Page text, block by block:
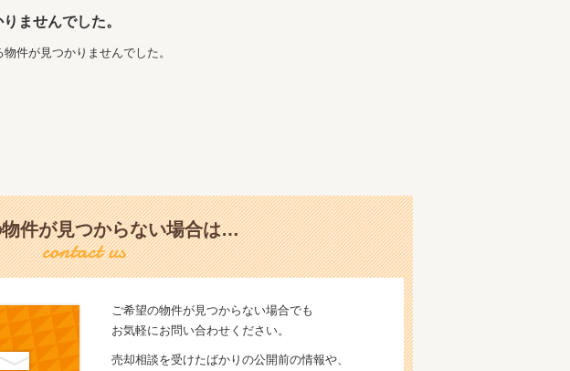
ませんでした。
件が見つかりませんでした。
件が見つからない場合は…
ご希望の物件が見つからない場合でも
お気軽にお問い合わせください。
売却相談を受けたばかりの公開前の情報や、